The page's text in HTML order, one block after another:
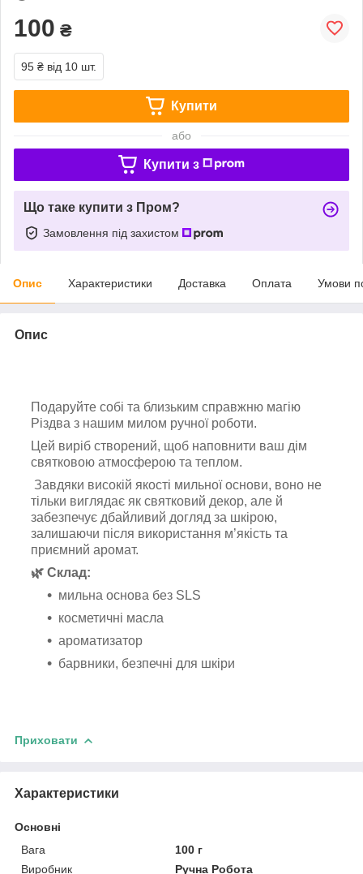
100 ₴
95 ₴ від 10 шт.
Купити
або
Купити з
Що таке купити з Пром?
Замовлення під захистом
Опис Характеристики Доставка Оплата Умови
Опис
Подаруйте собі та близьким справжню магію
Різдва з нашим милом ручної роботи.
Цей виріб створений, щоб наповнити ваш дім
святковою атмосферою та теплом.
Завдяки високій якості мильної основи, воно не
тільки виглядає як святковий декор, але й
забезпечує дбайливий догляд за шкірою,
залишаючи після використання м’якість та
приємний аромат.
🌿 Склад:
мильна основа без SLS
косметичні масла
ароматизатор
барвники, безпечні для шкіри
Приховати
Характеристики
Основні
Вага
100 г
Виробник
Ручна Робота